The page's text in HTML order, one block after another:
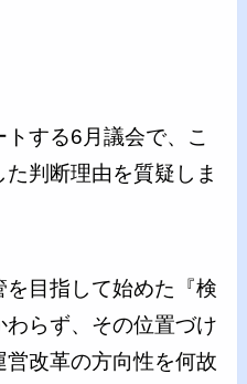
する6月議会で、こ
判断理由を質疑しま
を目指して始めた『検
らず、その位置づけ
改革の方向性を何故